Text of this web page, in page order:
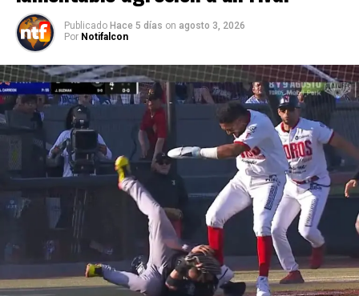
Publicado Hace 5 días on agosto 3, 2026
Por Notifalcon